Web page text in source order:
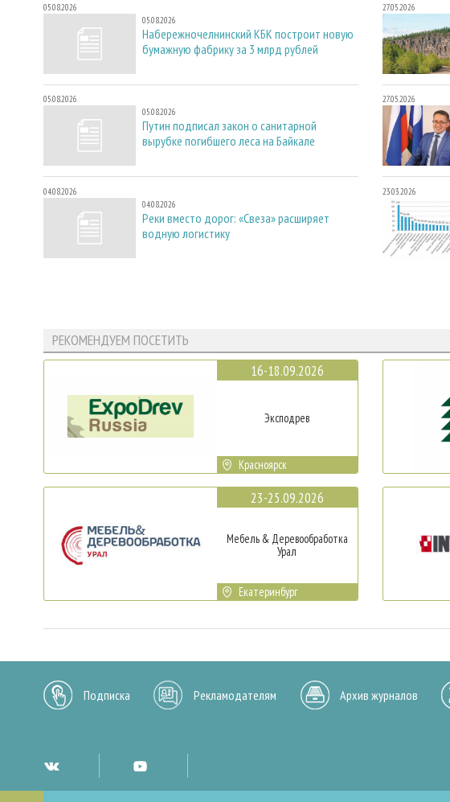
05.08.2026
05.08.2026
Набережночелнинский КБК построит новую
бумажную фабрику за 3 млрд рублей
05.08.2026
05.08.2026
Путин подписал закон о санитарной
вырубке погибшего леса на Байкале
04.08.2026
04.08.2026
Реки вместо дорог: «Свеза» расширяет
водную логистику
27.05.2026
27.05.2026
23.03.2026
РЕКОМЕНДУЕМ ПОСЕТИТЬ
16-18.09.2026
Эксподрев
Красноярск
23-25.09.2026
Мебель & Деревообработка
Урал
Екатеринбург
Подписка Рекламодателям Архив журналов